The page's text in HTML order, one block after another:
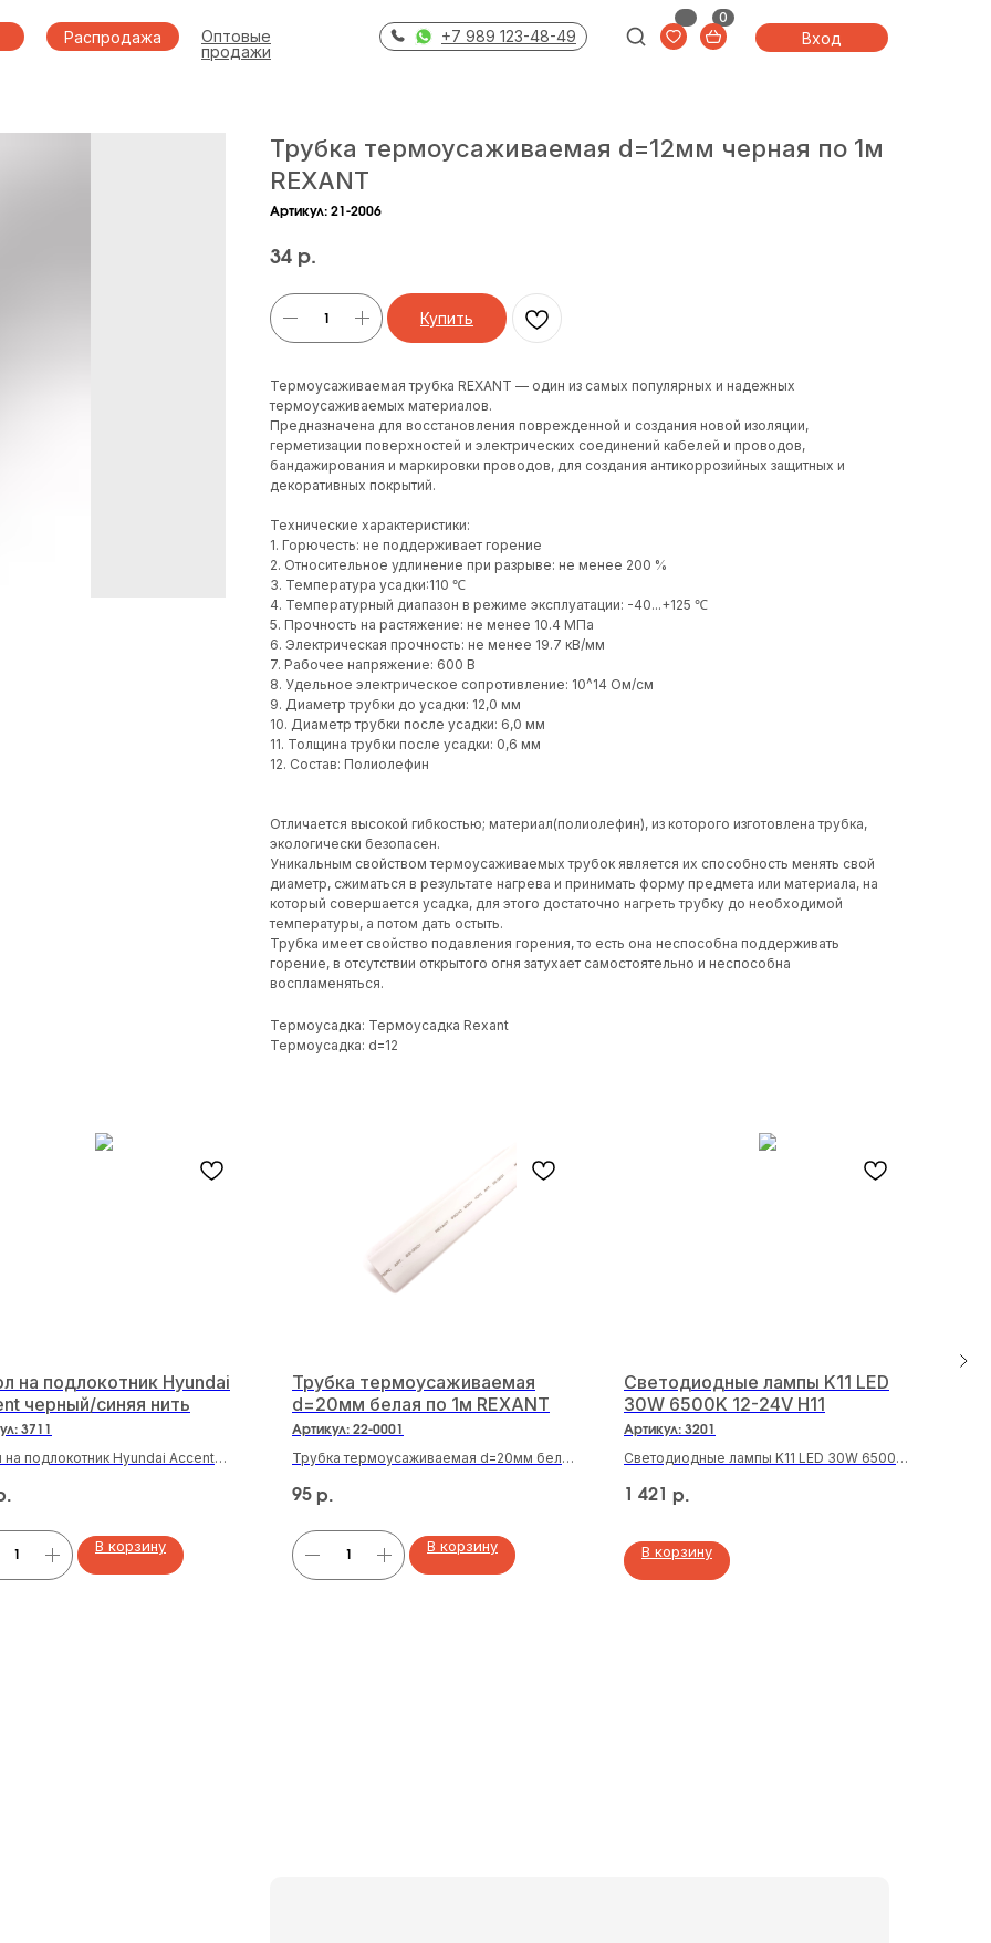
+7 989 123-48-49
0
Вход
Оптовые
продажи
Распродажа
Трубка термоусаживаемая d=12мм черная по 1м
REXANT
Артикул: 21-2006
34 р.
Купить
Термоусаживаемая трубка REXANT — один из самых популярных и надежных
термоусаживаемых материалов.
Предназначена для восстановления поврежденной и создания новой изоляции,
герметизации поверхностей и электрических соединений кабелей и проводов,
бандажирования и маркировки проводов, для создания антикоррозийных защитных и
декоративных покрытий.
Технические характеристики:
1. Горючесть: не поддерживает горение
2. Относительное удлинение при разрыве: не менее 200 %
3. Температура усадки:110 ℃
4. Температурный диапазон в режиме эксплуатации: -40...+125 ℃
5. Прочность на растяжение: не менее 10.4 МПа
6. Электрическая прочность: не менее 19.7 кВ/мм
7. Рабочее напряжение: 600 В
8. Удельное электрическое сопротивление: 10^14 Ом/см
9. Диаметр трубки до усадки: 12,0 мм
10. Диаметр трубки после усадки: 6,0 мм
11. Толщина трубки после усадки: 0,6 мм
12. Состав: Полиолефин
Отличается высокой гибкостью; материал(полиолефин), из которого изготовлена трубка,
экологически безопасен.
Уникальным свойством термоусаживаемых трубок является их способность менять свой
диаметр, сжиматься в результате нагрева и принимать форму предмета или материала, на
который совершается усадка, для этого достаточно нагреть трубку до необходимой
температуры, а потом дать остыть.
Трубка имеет свойство подавления горения, то есть она неспособна поддерживать
горение, в отсутствии открытого огня затухает самостоятельно и неспособна
воспламеняться.
Термоусадка: Термоусадка Rexant
Термоусадка: d=12
на подлокотник Hyundai
черный/синяя нить
3711
на подлокотник Hyundai Accent
В корзину
Трубка термоусаживаемая
d=20мм белая по 1м REXANT
Артикул: 22-0001
Трубка термоусаживаемая d=20мм белая
95 р.
В корзину
Светодиодные лампы K11 LED
30W 6500K 12-24V H11
Артикул: 3201
Светодиодные лампы K11 LED 30W 6500K
1 421 р.
В корзину